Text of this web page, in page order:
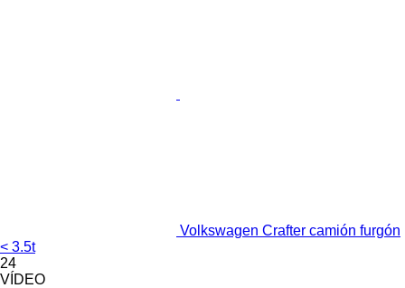
Volkswagen Crafter camión furgón
< 3.5t
24
VÍDEO